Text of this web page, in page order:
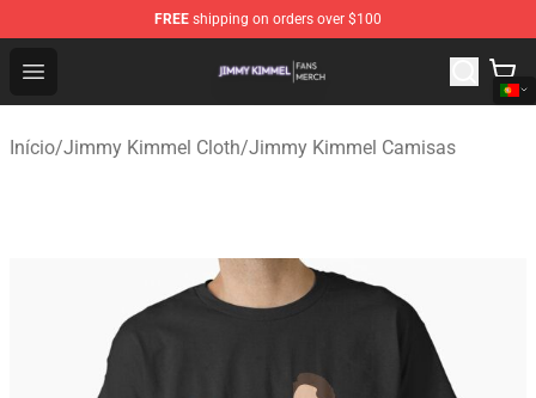
FREE shipping on orders over $100
Open menu
Jimmy Kimmel Shop - Official Jimmy Kimmel
Início/Jimmy Kimmel Cloth/Jimmy Kimmel Camisas